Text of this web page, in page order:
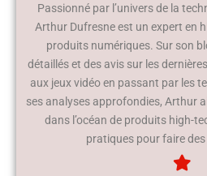
Passionné par l’univers de la
Arthur Dufresne est un expert en
produits numériques. Sur son
détaillés et des avis sur les
aux jeux vidéo en passant par les
ses analyses approfondies, Arthur
dans l’océan de produits high-
pratiques pour faire